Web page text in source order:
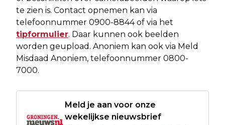
te zien is. Contact opnemen kan via
telefoonnummer 0900-8844 of via het
tipformulier. Daar kunnen ook beelden
worden geupload. Anoniem kan ook via Meld
Misdaad Anoniem, telefoonnummer 0800-
7000.
Meld je aan voor onze
wekelijkse nieuwsbrief